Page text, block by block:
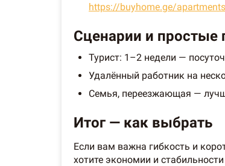
https://buyhome.ge/apartments
Сценарии и
Турист: 1–2 недели —
Удалённый работник на
Семья, переезжающая —
Итог — как выбрать
Если вам важна гибкость и
хотите экономии и